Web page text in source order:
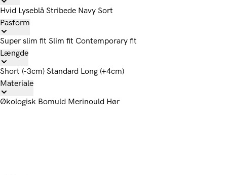
Hvid Lyseblå Stribede Navy Sort
Pasform
Super slim fit Slim fit Contemporary fit
Længde
Short (-3cm) Standard Long (+4cm)
Materiale
Økologisk Bomuld Merinould Hør